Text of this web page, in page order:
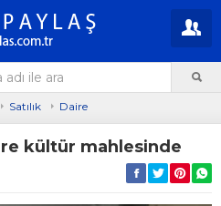
Satılık Daire
kültür mahlesinde